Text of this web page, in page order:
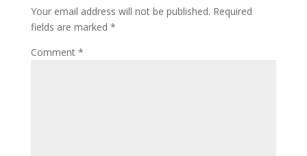
Your email address will not be published. Required
fields are marked *
Comment *